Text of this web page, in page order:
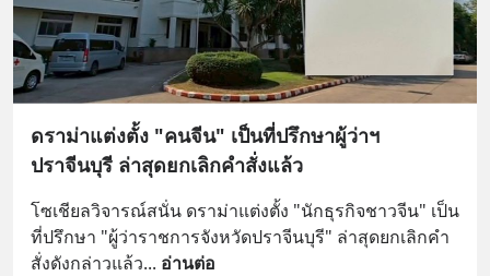
ดราม่าแต่งตั้ง "คนจีน" เป็นที่ปรึกษาผู้ว่าฯ
ปราจีนบุรี ล่าสุดยกเลิกคำสั่งแล้ว
โซเชียลวิจารณ์สนั่น ดราม่าแต่งตั้ง "นักธุรกิจชาวจีน" เป็น
ที่ปรึกษา "ผู้ว่าราชการจังหวัดปราจีนบุรี" ล่าสุดยกเลิกคำ
สั่งดังกล่าวแล้ว... อ่านต่อ